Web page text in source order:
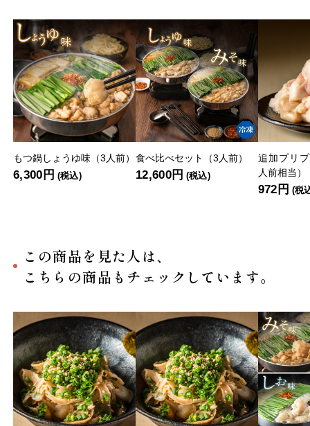
もつ鍋しょうゆ味（3人前）
6,300円 (税込)
食べ比べセット（3人前）
12,600円 (税込)
追加プリ
人前相当）
972円 (税
この商品を見た人は、
こちらの商品もチェックしています。